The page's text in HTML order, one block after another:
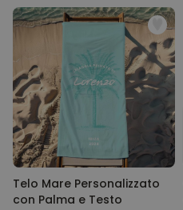
Telo Mare Personalizzato
con Palma e Testo